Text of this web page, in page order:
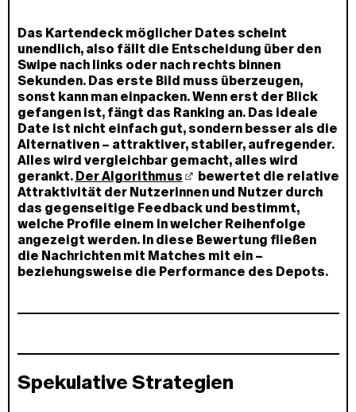
Das Kartendeck möglicher Dates scheint
unendlich, also fällt die Entscheidung über den
Swipe nach links oder nach rechts binnen
Sekunden. Das erste Bild muss überzeugen,
sonst kann man einpacken. Wenn erst der Blick
gefangen ist, fängt das Ranking an. Das ideale
Date ist nicht einfach gut, sondern besser als die
Alternativen – attraktiver, stabiler, aufregender.
Alles wird vergleichbar gemacht, alles wird
gerankt. Der Algorithmus
bewertet die relative
Attraktivität der Nutzerinnen und Nutzer durch
das gegenseitige Feedback und bestimmt,
welche Profile einem in welcher Reihenfolge
angezeigt werden. In diese Bewertung fließen
die Nachrichten mit Matches mit ein –
beziehungsweise die Performance des Depots.
Spekulative Strategien